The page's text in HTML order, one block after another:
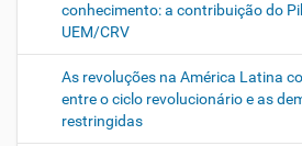
conhecimento: a contribuição do
UEM/CRV
As revoluções na América Latina
entre o ciclo revolucionário e as
restringidas